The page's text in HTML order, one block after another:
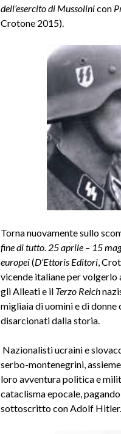
dell’esercito di Mussolinicon
Crotone 2015).
Torna nuovamente sullo
fine di tutto. 25 aprile – 15
europei(D’Ettoris Editori,
vicende italiane per volgerlo
gli Alleati e il Terzo Reich
migliaia di uomini e di donne
disarcionati dalla storia.
Nazionalisti ucraini e
serbo-montenegrini,
loro avventura politica e
cataclisma epocale,
sottoscritto con Adolf Hitler.